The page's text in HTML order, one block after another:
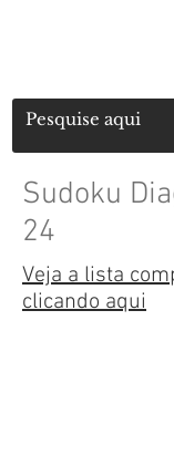
Sudoku
24
Veja a lista
clicando aqui